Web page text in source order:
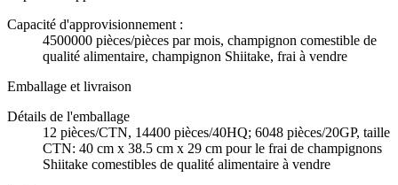
Capacité d'approvisionnement :
4500000 pièces/pièces par mois, champignon comestible de
qualité alimentaire, champignon Shiitake, frai à vendre
Emballage et livraison
Détails de l'emballage
12 pièces/CTN, 14400 pièces/40HQ; 6048 pièces/20GP, taille
CTN: 40 cm x 38.5 cm x 29 cm pour le frai de champignons
Shiitake comestibles de qualité alimentaire à vendre